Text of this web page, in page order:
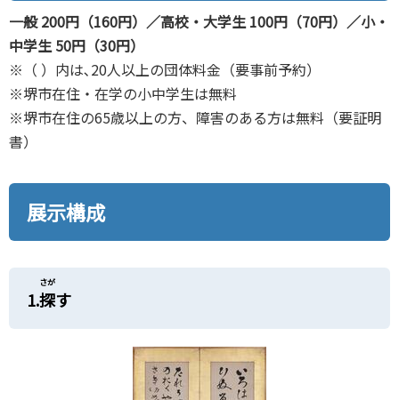
一般 200円（160円）／高校・大学生 100円（70円）／小・
中学生 50円（30円）
※（ ）内は､20人以上の団体料金（要事前予約）
※堺市在住・在学の小中学生は無料
※堺市在住の65歳以上の方、障害のある方は無料（要証明
書）
展示構成
1.探
さが
す